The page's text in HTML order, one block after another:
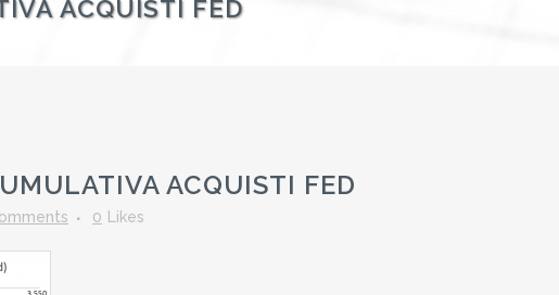
ACQUISTI FED
ACQUISTI FED
0 Likes